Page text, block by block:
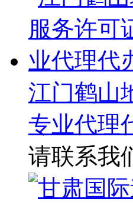
江门鹤山
专业代理
请联系我